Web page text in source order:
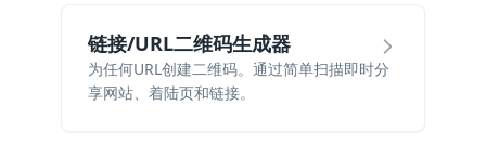
链接/URL二维码生成器
为任何URL创建二维码。通过简单扫描即时分
享网站、着陆页和链接。